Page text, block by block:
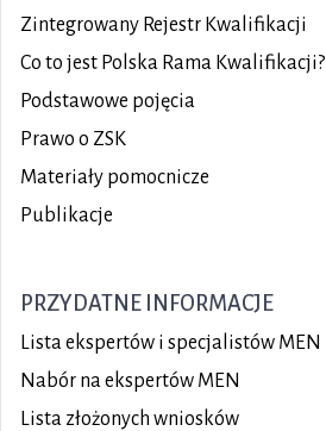
Zintegrowany Rejestr Kwalifikacji
Co to jest Polska Rama Kwalifikacji?
Podstawowe pojęcia
Prawo o ZSK
Materiały pomocnicze
Publikacje
PRZYDATNE INFORMACJE
Lista ekspertów i specjalistów MEN
Nabór na ekspertów MEN
Lista złożonych wniosków